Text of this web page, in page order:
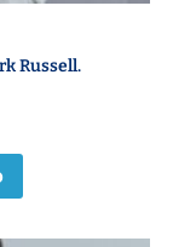
Russell.